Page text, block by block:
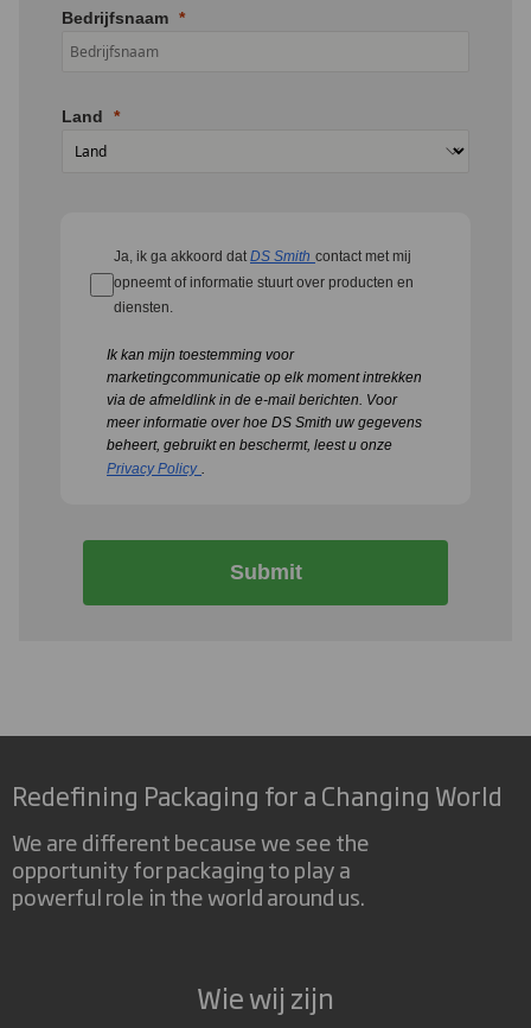
Bedrijfsnaam
Land
Ja, ik ga akkoord datDS Smith contact met mij
opneemt of informatie stuurt over producten en
diensten.
Ik kan mijn toestemming voor
marketingcommunicatie op elk moment intrekken
via de afmeldlink in de e-mail berichten. Voor
meer informatie over hoe DS Smith uw gegevens
beheert, gebruikt en beschermt, leest u onze
Privacy Policy .
Submit
Redefining Packaging for a Changing World
We are different because we see the
opportunity for packaging to play a
powerful role in the world around us.
Wie wij zijn